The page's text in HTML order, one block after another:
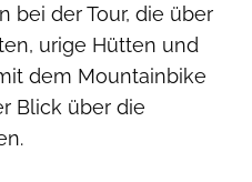
bei der Tour, die über
urige Hütten und
dem Mountainbike
Blick über die